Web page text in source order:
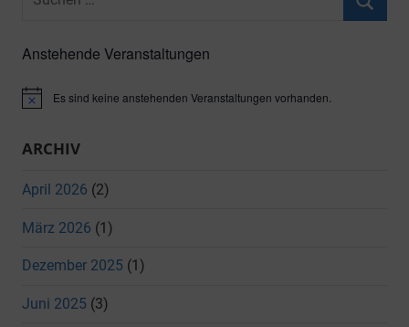
Anstehende Veranstaltungen
HinweisEs sind keine anstehenden Veranstaltungen vorhanden.
ARCHIV
April 2026 (2)
März 2026 (1)
Dezember 2025 (1)
Juni 2025 (3)